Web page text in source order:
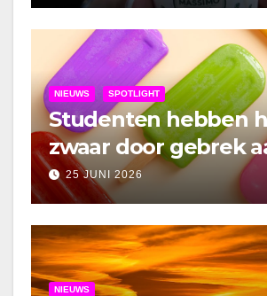
NIEUWS SPOTLIGHT
Studenten hebben
zwaar door gebrek
25 JUNI 2026
NIEUWS